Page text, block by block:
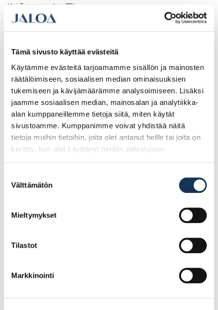
Tämä sivusto käyttää evästeitä
Käytämme evästeitä tarjoamamme sisällön ja mainosten
räätälöimiseen, sosiaalisen median ominaisuuksien
tukemiseen ja kävijämäärämme analysoimiseen. Lisäksi
jaamme sosiaalisen median, mainosalan ja analytiikka-
alan kumppaneillemme tietoja siitä, miten käytät
sivustoamme. Kumppanimme voivat yhdistää näitä
tietoja muihin tietoihin, joita olet antanut heille tai joita on
kerätty, kun olet käyttänyt heidän palvelujaan.
valinta
Välttämätön
Mieltymykset
Tilastot
Markkinointi
Väri: Tumman ruskea (TR)
Laatu: II-Laatu
Runko: Koivuvaneria
Muutkin tarvitsemasi työstöt ovat mahdollisia, kuten muotoilut, aukotukset,
kulmasahaukset yms.
Tutustu myös
79.84€ /kpl 105.69€ /kpl